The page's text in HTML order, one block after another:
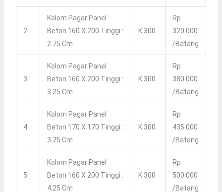
2
Kolom Pagar Panel
Beton 160 X 200 Tinggi :
2.75 Cm
K 300
Rp
320.000
/Batang
3
Kolom Pagar Panel
Beton 160 X 200 Tinggi :
3.25 Cm
K 300
Rp
380.000
/Batang
4
Kolom Pagar Panel
Beton 170 X 170 Tinggi :
3.75 Cm
K 300
Rp
435.000
/Batang
5
Kolom Pagar Panel
Beton 160 X 200 Tinggi :
4.25 Cm
K 300
Rp
500.000
/Batang